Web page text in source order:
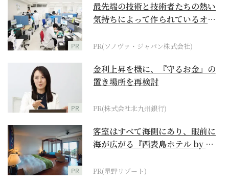
PR
最先端の技術と技術者たちの熱い
気持ちによって作られているオー
PR(ソノヴァ・ジャパン株式会社)
PR
金利上昇を機に、『守るお金』の
置き場所を再検討
PR(株式会社北九州銀行)
PR
客室はすべて海側にあり、眼前に
海が広がる『西表島ホテル by 星
PR(星野リゾート)